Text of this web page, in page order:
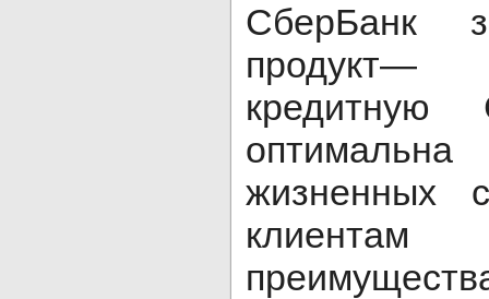
СберБанк
продукт—
кредитную
жизненных
клиентам